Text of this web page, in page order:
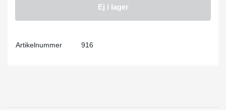
Ej i lager
Artikelnummer 916